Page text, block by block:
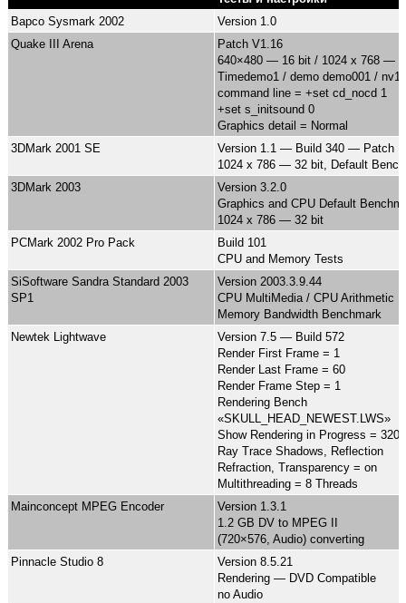
Bapco Sysmark 2002
Version 1.0
Quake III Arena
Patch V1.16
640×480 — 16 bit / 1024 x 768 —
Timedemo1 / demo demo001 /
command line = +set cd_nocd 1
+set s_initsound 0
Graphics detail = Normal
3DMark 2001 SE
Version 1.1 — Build 340 — Patch
1024 x 786 — 32 bit, Default
3DMark 2003
Version 3.2.0
Graphics and CPU Default
1024 x 786 — 32 bit
PCMark 2002 Pro Pack
Build 101
CPU and Memory Tests
SiSoftware Sandra Standard 2003
SP1
Version 2003.3.9.44
CPU MultiMedia / CPU Arithmetic
Memory Bandwidth Benchmark
Newtek Lightwave
Version 7.5 — Build 572
Render First Frame = 1
Render Last Frame = 60
Render Frame Step = 1
Rendering Bench
«SKULL_HEAD_NEWEST.LWS»
Show Rendering in Progress =
Ray Trace Shadows, Reflection
Refraction, Transparency = on
Multithreading = 8 Threads
Mainconcept MPEG Encoder
Version 1.3.1
1.2 GB DV to MPEG II
(720×576, Audio) converting
Pinnacle Studio 8
Version 8.5.21
Rendering — DVD Compatible
no Audio